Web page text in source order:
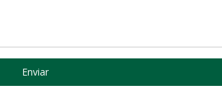
Enviar